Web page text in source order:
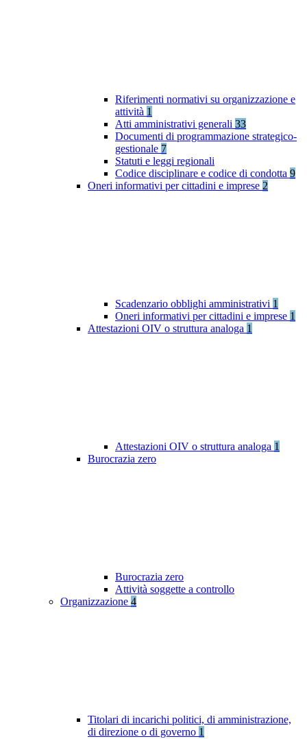
Riferimenti normativi su organizzazione e
attività 1
Atti amministrativi generali 33
Documenti di programmazione strategico-
gestionale 7
Statuti e leggi regionali
Codice disciplinare e codice di condotta 9
Oneri informativi per cittadini e imprese 2
Scadenzario obblighi amministrativi 1
Oneri informativi per cittadini e imprese 1
Attestazioni OIV o struttura analoga 1
Attestazioni OIV o struttura analoga 1
Burocrazia zero
Burocrazia zero
Attività soggette a controllo
Organizzazione 4
Titolari di incarichi politici, di amministrazione,
di direzione o di governo 1